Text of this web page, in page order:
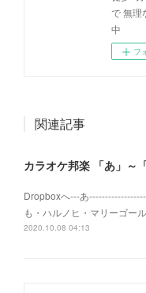
で 無理
中
フ
関連記事
カラオケ邦楽 「あ」～
Dropboxへ---あ
も・ハルノヒ・マリーゴー
2020.10.08 04:13